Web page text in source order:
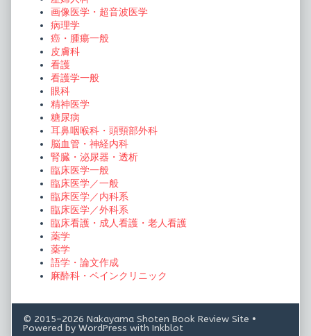
画像医学・超音波医学
病理学
癌・腫瘍一般
皮膚科
看護
看護学一般
眼科
精神医学
糖尿病
耳鼻咽喉科・頭頸部外科
脳血管・神経内科
腎臓・泌尿器・透析
臨床医学一般
臨床医学／一般
臨床医学／内科系
臨床医学／外科系
臨床看護・成人看護・老人看護
薬学
薬学
語学・論文作成
麻酔科・ペインクリニック
© 2015–2026 Nakayama Shoten Book Review Site •
Powered by WordPress with Inkblot